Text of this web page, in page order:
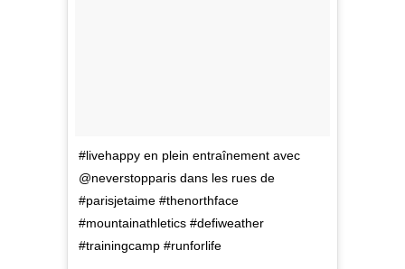
#livehappy en plein entraînement avec
@neverstopparis dans les rues de
#parisjetaime #thenorthface
#mountainathletics #defiweather
#trainingcamp #runforlife